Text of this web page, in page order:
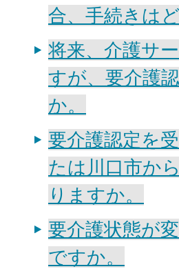
合、手続きは
将来、介護サ
すが、要介護
か。
要介護認定を
たは川口市か
りますか。
要介護状態が
ですか。